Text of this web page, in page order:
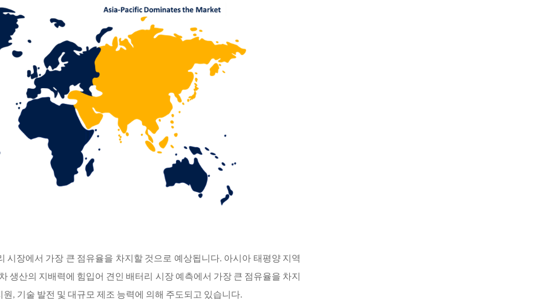
시장에서 가장 큰 점유율을 차지할 것으로 예상됩니다. 아시아 태평양 지역
생산의 지배력에 힘입어 견인 배터리 시장 예측에서 가장 큰 점유율을 차지
, 기술 발전 및 대규모 제조 능력에 의해 주도되고 있습니다.